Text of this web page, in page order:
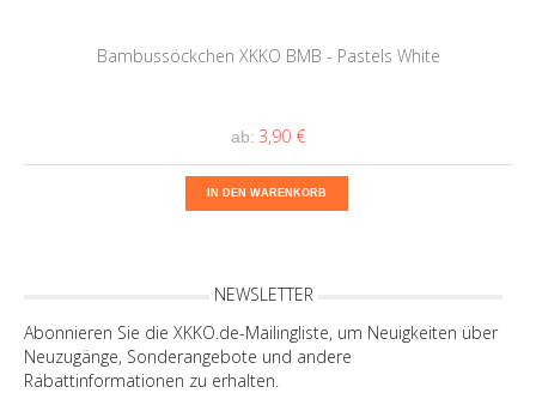
Bambussöckchen XKKO BMB - Pastels White
ab: 3,90 €
IN DEN WARENKORB
NEWSLETTER
Abonnieren Sie die XKKO.de-Mailingliste, um Neuigkeiten über
Neuzugänge, Sonderangebote und andere
Rabattinformationen zu erhalten.